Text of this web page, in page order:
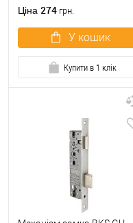
Ціна 274 грн.
У кошик
Купити в 1 клік